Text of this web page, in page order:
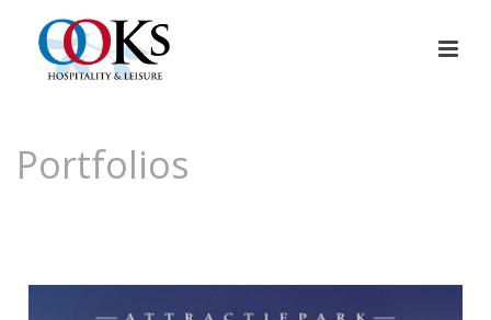
Portfolios